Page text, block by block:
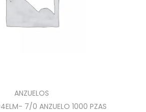
ANZUELOS
7/0 ANZUELO 1000 PZAS